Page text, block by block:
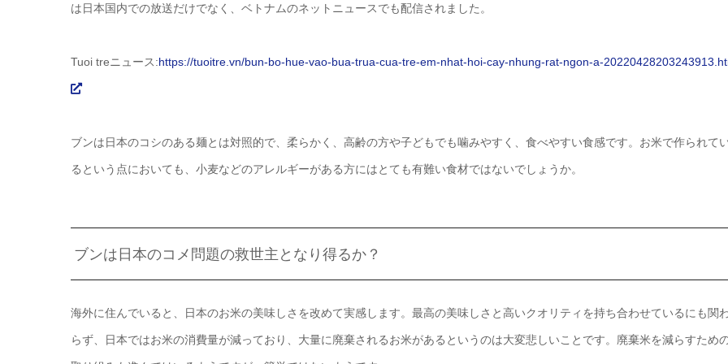
は日本国内での放送だけでなく、ベトナムのネットニュースでも配信されました。
Tuoi treニュース:https://tuoitre.vn/bun-bo-hue-vao-bua-trua-cua-tre-em-nhat-hoi-cay-nhung-rat-ngon-a-
ブンは日本のコシのある麺とは対照的で、柔らかく、高齢の方や子どもでも噛みやすく、食べやすい食感です。お米で作られて
るという点においても、小麦などのアレルギーがある方にはとても有難い食材ではないでしょうか。
ブンは日本のコメ問題の救世主となり得るか？
海外に住んでいると、日本のお米の美味しさを改めて実感します。最高の美味しさと高いクオリティを持ち合わせているにも関
らず、日本ではお米の消費量が減っており、大量に廃棄されるお米があるというのは大変悲しいことです。廃棄米を減らすため